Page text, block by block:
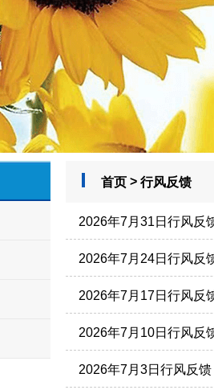
首页 > 行风反馈
2026年7月31日行风反
2026年7月24日行风反
2026年7月17日行风反
2026年7月10日行风反
2026年7月3日行风反馈